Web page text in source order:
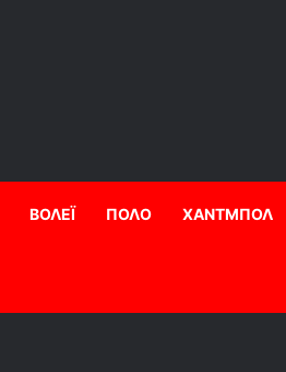
ΒΟΛΕΪ ΠΟΛΟ ΧΑΝΤΜΠΟΛ